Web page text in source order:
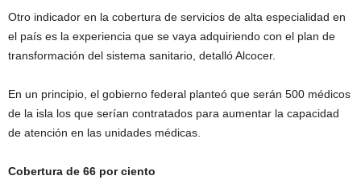
Otro indicador en la cobertura de servicios de alta especialidad en
el país es la experiencia que se vaya adquiriendo con el plan de
transformación del sistema sanitario, detalló Alcocer.
En un principio, el gobierno federal planteó que serán 500 médicos
de la isla los que serían contratados para aumentar la capacidad
de atención en las unidades médicas.
Cobertura de 66 por ciento